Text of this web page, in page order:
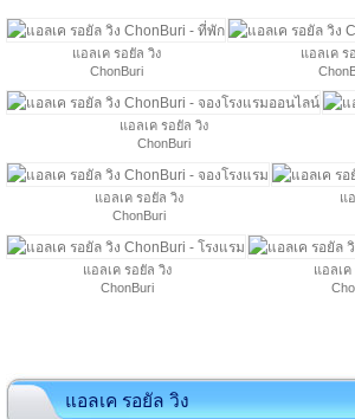
แอลเค รอยัล วิง
ChonBuri
แอลเค ร
แอลเค รอยัล วิง
ChonBuri
แอลเค รอยัล วิง
ChonBuri
แ
แอลเค รอยัล วิง
ChonBuri
แอลเค
แอลเค รอยัล วิง